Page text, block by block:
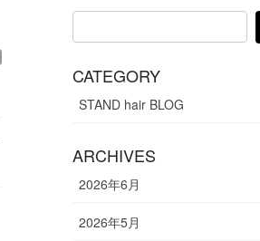
CATEGORY
STAND hair BLOG
ARCHIVES
2026年6月
2026年5月